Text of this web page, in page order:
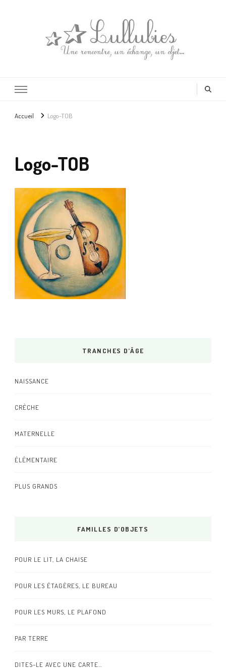
Accueil Logo-TOB
Logo-TOB
TRANCHES D’ÂGE
NAISSANCE
CRÈCHE
MATERNELLE
ÉLÉMENTAIRE
PLUS GRANDS
FAMILLES D’OBJETS
POUR LE LIT, LA CHAISE
POUR LES ÉTAGÈRES, LE BUREAU
POUR LES MURS, LE PLAFOND
PAR TERRE
DITES-LE AVEC UNE CARTE…